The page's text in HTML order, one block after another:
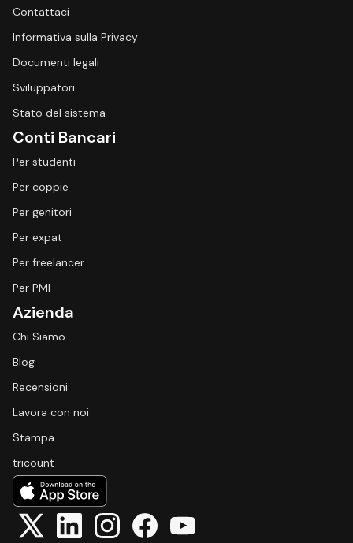
Contattaci
Informativa sulla Privacy
Documenti legali
Sviluppatori
Stato del sistema
Conti Bancari
Per studenti
Per coppie
Per genitori
Per expat
Per freelancer
Per PMI
Azienda
Chi Siamo
Blog
Recensioni
Lavora con noi
Stampa
tricount